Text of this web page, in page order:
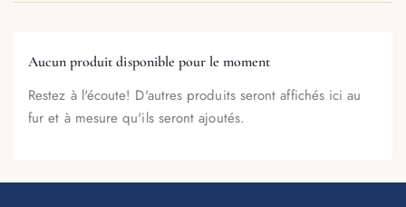
Aucun produit disponible pour le moment
Restez à l'écoute! D'autres produits seront affichés ici au
fur et à mesure qu'ils seront ajoutés.